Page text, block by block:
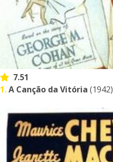
7.51
1.A Canção da Vitória (1942)